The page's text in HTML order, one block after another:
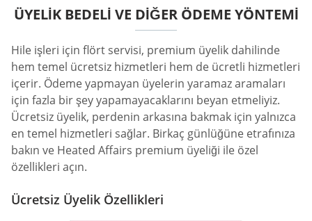
ÜYELIK BEDELI VE DIĞER ÖDEME YÖNTEMI
Hile işleri için flört servisi, premium üyelik dahilinde
hem temel ücretsiz hizmetleri hem de ücretli hizmetleri
içerir. Ödeme yapmayan üyelerin yaramaz aramaları
için fazla bir şey yapamayacaklarını beyan etmeliyiz.
Ücretsiz üyelik, perdenin arkasına bakmak için yalnızca
en temel hizmetleri sağlar. Birkaç günlüğüne etrafınıza
bakın ve Heated Affairs premium üyeliği ile özel
özellikleri açın.
Ücretsiz Üyelik Özellikleri